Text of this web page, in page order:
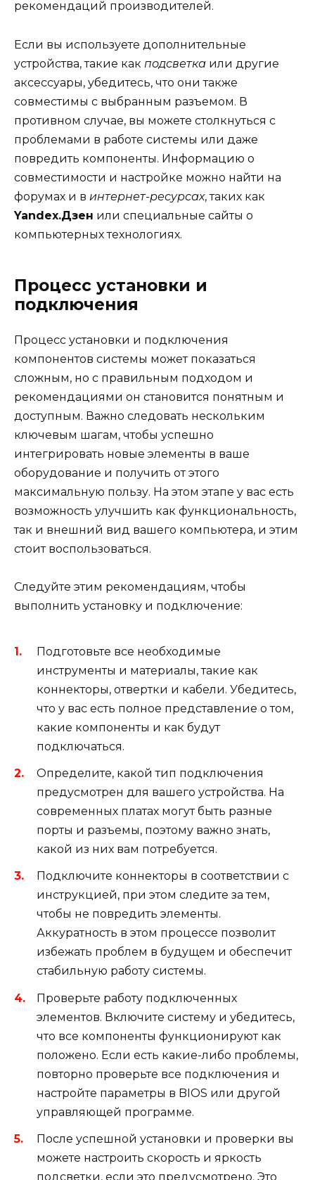
рекомендаций производителей.
Если вы используете дополнительные
устройства, такие как подсветка или другие
аксессуары, убедитесь, что они также
совместимы с выбранным разъемом. В
противном случае, вы можете столкнуться с
проблемами в работе системы или даже
повредить компоненты. Информацию о
совместимости и настройке можно найти на
форумах и в интернет-ресурсах, таких как
Yandex.Дзен или специальные сайты о
компьютерных технологиях.
Процесс установки и
подключения
Процесс установки и подключения
компонентов системы может показаться
сложным, но с правильным подходом и
рекомендациями он становится понятным и
доступным. Важно следовать нескольким
ключевым шагам, чтобы успешно
интегрировать новые элементы в ваше
оборудование и получить от этого
максимальную пользу. На этом этапе у вас есть
возможность улучшить как функциональность,
так и внешний вид вашего компьютера, и этим
стоит воспользоваться.
Следуйте этим рекомендациям, чтобы
выполнить установку и подключение:
Подготовьте все необходимые
инструменты и материалы, такие как
коннекторы, отвертки и кабели. Убедитесь,
что у вас есть полное представление о том,
какие компоненты и как будут
подключаться.
Определите, какой тип подключения
предусмотрен для вашего устройства. На
современных платах могут быть разные
порты и разъемы, поэтому важно знать,
какой из них вам потребуется.
Подключите коннекторы в соответствии с
инструкцией, при этом следите за тем,
чтобы не повредить элементы.
Аккуратность в этом процессе позволит
избежать проблем в будущем и обеспечит
стабильную работу системы.
Проверьте работу подключенных
элементов. Включите систему и убедитесь,
что все компоненты функционируют как
положено. Если есть какие-либо проблемы,
повторно проверьте все подключения и
настройте параметры в BIOS или другой
управляющей программе.
После успешной установки и проверки вы
можете настроить скорость и яркость
подсветки, если это предусмотрено. Это